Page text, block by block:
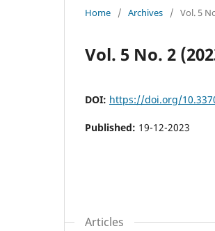
Home / Archives / Vol. 5
Vol. 5 No. 2
DOI: https://doi.org/
Published: 19-12-2023
Articles